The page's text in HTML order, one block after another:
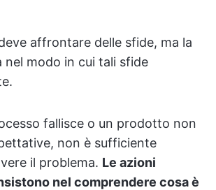
affrontare delle sfide, ma la
nel modo in cui tali sfide
fallisce o un prodotto non
non è sufficiente
il problema. Le azioni
nel comprendere cosa è